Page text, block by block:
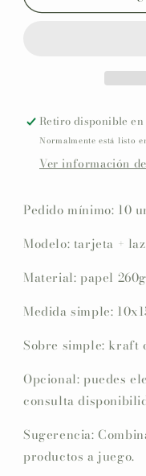
Retiro disponible en
Normalmente está listo
Ver información
Pedido mínimo: 10
Modelo: tarjeta +
Material: papel
Medida simple:
Sobre simple: kraft
Opcional: puedes
consulta
Sugerencia:
productos a juego.